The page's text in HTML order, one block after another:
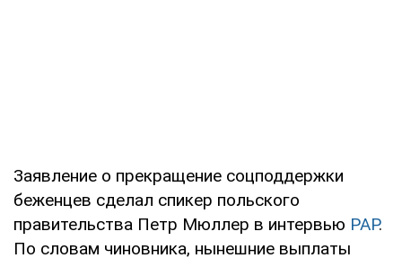
Заявление о прекращение соцподдержки
беженцев сделал спикер польского
правительства Петр Мюллер в интервью PAP.
По словам чиновника, нынешние выплаты